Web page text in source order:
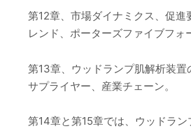
第12章、市場ダイナミクス、促進
レンド、ポーターズファイブフォ
第13章、ウッドランプ肌解析装
サプライヤー、産業チェーン。
第14章と第15章では、ウッドラ